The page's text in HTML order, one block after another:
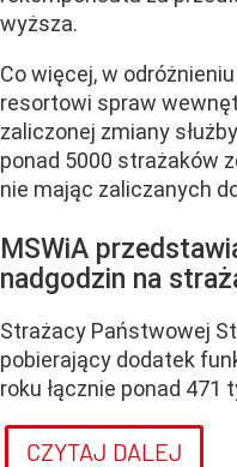
wyższa.
Co więcej, w
resortowi spraw
zaliczonej zmiany
ponad 5000 strażaków
nie mając zaliczanych
MSWiA
nadgodzin na
Strażacy Państwowej
pobierający dodatek
roku łącznie ponad 471
CZYTAJ DALEJ